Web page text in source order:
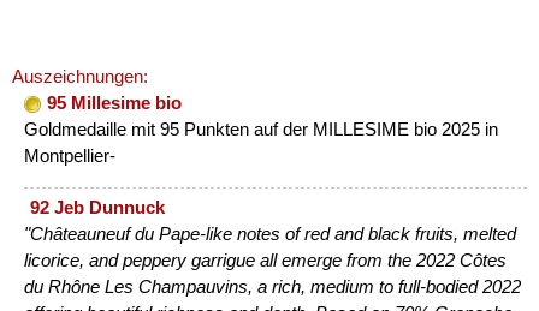
Auszeichnungen:
95 Millesime bio
Goldmedaille mit 95 Punkten auf der MILLESIME bio 2025 in
Montpellier-
92 Jeb Dunnuck
"Châteauneuf du Pape-like notes of red and black fruits, melted
licorice, and peppery garrigue all emerge from the 2022 Côtes
du Rhône Les Champauvins, a rich, medium to full-bodied 2022